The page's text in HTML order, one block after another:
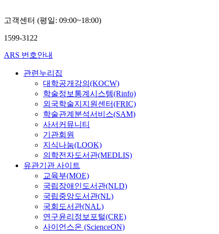
고객센터 (평일: 09:00~18:00)
1599-3122
ARS 번호안내
관련누리집
대학공개강의(KOCW)
학술정보통계시스템(Rinfo)
외국학술지지원센터(FRIC)
학술관계분석서비스(SAM)
사서커뮤니티
기관회원
지식나눔(LOOK)
의학전자도서관(MEDLIS)
유관기관 사이트
교육부(MOE)
국립장애인도서관(NLD)
국립중앙도서관(NL)
국회도서관(NAL)
연구윤리정보포털(CRE)
사이언스온 (ScienceON)